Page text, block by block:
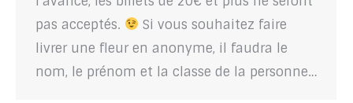
pas acceptés.
Si vous souhaitez faire
livrer une fleur en anonyme, il faudra le
nom, le prénom et la classe de la personne…